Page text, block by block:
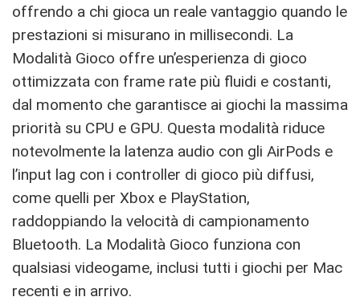
offrendo a chi gioca un reale vantaggio quando le
prestazioni si misurano in millisecondi. La
Modalità Gioco offre un’esperienza di gioco
ottimizzata con frame rate più fluidi e costanti,
dal momento che garantisce ai giochi la massima
priorità su CPU e GPU. Questa modalità riduce
notevolmente la latenza audio con gli AirPods e
l’input lag con i controller di gioco più diffusi,
come quelli per Xbox e PlayStation,
raddoppiando la velocità di campionamento
Bluetooth. La Modalità Gioco funziona con
qualsiasi videogame, inclusi tutti i giochi per Mac
recenti e in arrivo.